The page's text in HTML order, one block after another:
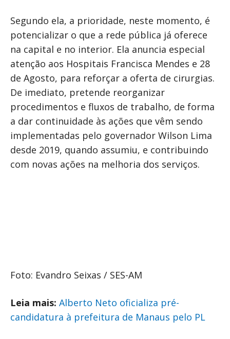
Segundo ela, a prioridade, neste momento, é
potencializar o que a rede pública já oferece
na capital e no interior. Ela anuncia especial
atenção aos Hospitais Francisca Mendes e 28
de Agosto, para reforçar a oferta de cirurgias.
De imediato, pretende reorganizar
procedimentos e fluxos de trabalho, de forma
a dar continuidade às ações que vêm sendo
implementadas pelo governador Wilson Lima
desde 2019, quando assumiu, e contribuindo
com novas ações na melhoria dos serviços.
Foto: Evandro Seixas / SES-AM
Leia mais: Alberto Neto oficializa pré-
candidatura à prefeitura de Manaus pelo PL